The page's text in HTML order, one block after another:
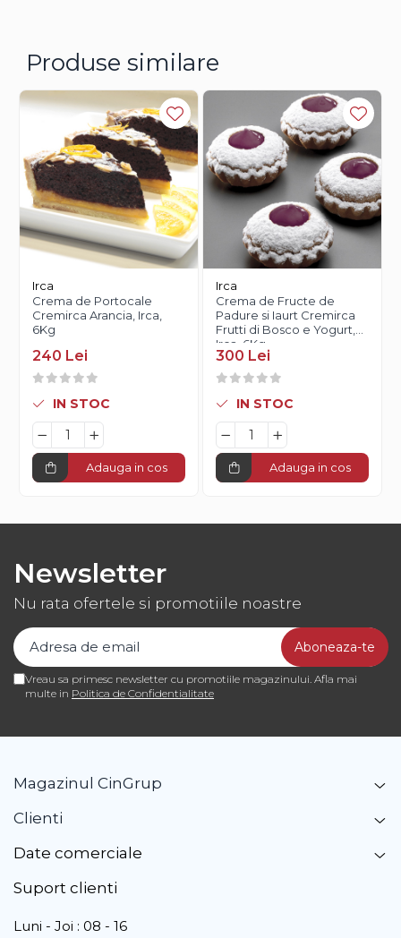
Produse similare
Irca
Crema de Portocale
Cremirca Arancia, Irca,
6Kg
240 Lei
IN STOC
Adauga in cos
Irca
Crema de Fructe de
Padure si Iaurt Cremirca
Frutti di Bosco e Yogurt,
Irca, 6Kg
300 Lei
IN STOC
Adauga in cos
Newsletter
Nu rata ofertele si promotiile noastre
Vreau sa primesc newsletter cu promotiile magazinului. Afla mai
multe in Politica de Confidentialitate
Magazinul CinGrup
Clienti
Date comerciale
Suport clienti
Luni - Joi : 08 - 16